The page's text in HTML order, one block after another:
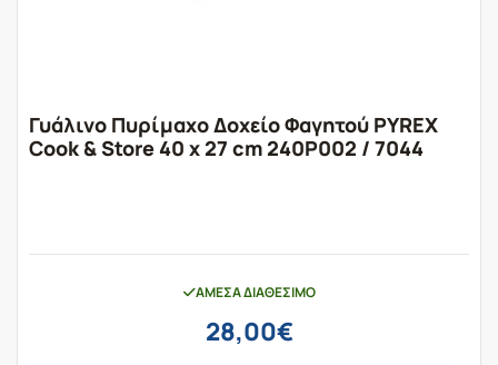
Γυάλινο Πυρίμαχο Δοχείο Φαγητού PYREX
Cook & Store 40 x 27 cm 240P002 / 7044
ΆΜΕΣΑ ΔΙΑΘΈΣΙΜΟ
28,00€